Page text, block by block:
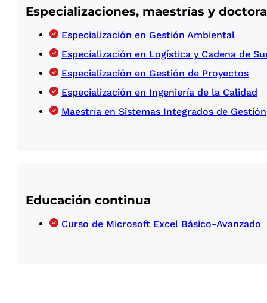
Especializaciones, maestrías y
Especialización en Gestión Ambiental
Especialización en Logística y Cadena de
Especialización en Gestión de Proyectos
Especialización en Ingeniería de la Calidad
Maestría en Sistemas Integrados de Gestión
Educación continua
Curso de Microsoft Excel Básico-Avanzado